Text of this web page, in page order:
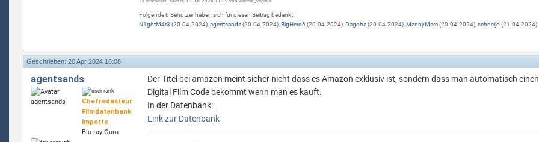
7x bearbeitet, zuletzt: 13 Juli 2024 11:39 von Vincent_vega84
Folgende 6 Benutzer haben sich für diesen Beitrag bedankt:
N1ghtM4r3 (20.04.2024),agentsands(20.04.2024), BigHero6 (20.04.2024), Dagoba(20.04.2024), MannyMarc(20.04.2024),schneijo(21.04.2024)
Geschrieben: 20 Apr 2024 16:08
agentsands
Chefredakteur
Filmdatenbank
Importe
Blu-ray Guru
Der Titel bei amazon meint sicher nicht dass es Amazon exklusiv ist, sondern dass man automatisch
Digital Film Code bekommt wenn man es kauft.
In der Datenbank:
Link zur Datenbank